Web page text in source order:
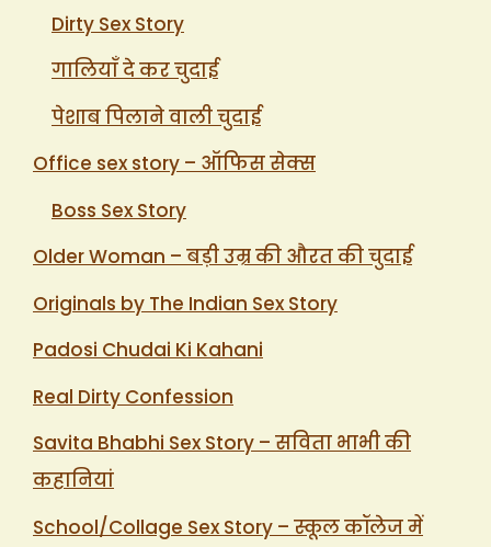
Dirty Sex Story
गालियाँ दे कर चुदाई
पेशाब पिलाने वाली चुदाई
Office sex story – ऑफिस सेक्स
Boss Sex Story
Older Woman – बड़ी उम्र की औरत की चुदाई
Originals by The Indian Sex Story
Padosi Chudai Ki Kahani
Real Dirty Confession
Savita Bhabhi Sex Story – सविता भाभी की
कहानियां
School/Collage Sex Story – स्कूल कॉलेज में